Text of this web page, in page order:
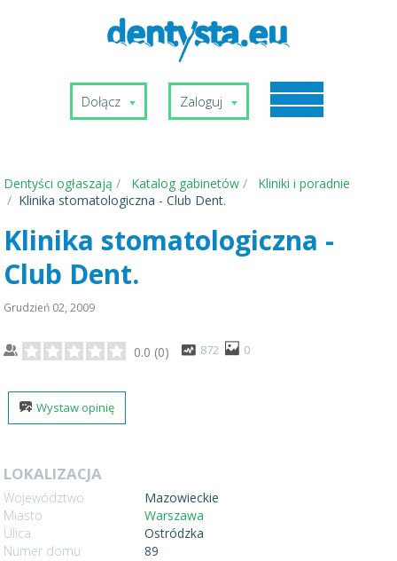
Dołącz Zaloguj
Dentyści ogłaszają Katalog gabinetów
Kliniki i poradnie
Klinika stomatologiczna - Club Dent.
Klinika stomatologiczna -
Club Dent.
Grudzień 02, 2009
0.0 (0) 872 0
Wystaw opinię
LOKALIZACJA
Województwo
Mazowieckie
Miasto
Warszawa
Ulica
Ostródzka
Numer domu
89